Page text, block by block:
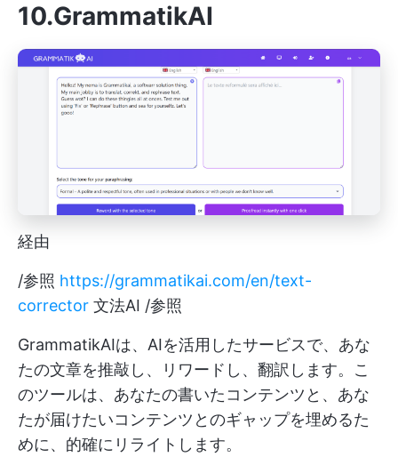
10.GrammatikAI
経由
/参照 https://grammatikai.com/en/text-
corrector 文法AI /参照
GrammatikAIは、AIを活用したサービスで、あな
たの文章を推敲し、リワードし、翻訳します。こ
のツールは、あなたの書いたコンテンツと、あな
たが届けたいコンテンツとのギャップを埋めるた
めに、的確にリライトします。